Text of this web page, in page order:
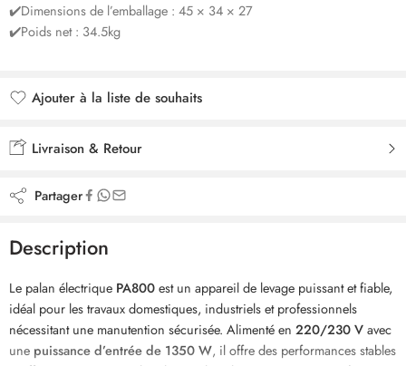
✔️Dimensions de l’emballage : 45 × 34 × 27
✔️Poids net : 34.5kg
Ajouter à la liste de souhaits
Livraison & Retour
Partager
Description
Le palan électrique PA800est un appareil de levage puissant et fiable,
idéal pour les travaux domestiques, industriels et professionnels
nécessitant une manutention sécurisée. Alimenté en 220/230 Vavec
une puissance d’entrée de 1350 W, il offre des performances stables